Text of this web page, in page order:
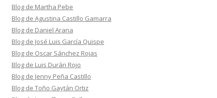
Blog de Martha Pebe
Blog de Agustina Castillo Gamarra
Blog de Daniel Arana
Blog de José Luis García Quispe
Blog de Oscar Sánchez Rojas
Blog de Luis Durán Rojo
Blog de Jenny Peña Castillo
Blog de Toño Gaytán Ortiz